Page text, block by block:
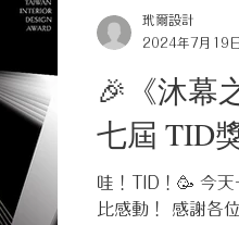
🎉《沐幕
七屆 TID
哇！TID！🥳 今
比感動！ 感謝各
玳爾設計
2024年7月19日